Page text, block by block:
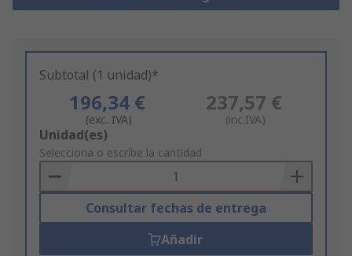
Subtotal (1 unidad)*
196,34 €
(exc. IVA)
237,57 €
(inc.IVA)
Add
to
Basket
Unidad(es)
Selecciona o escribe la cantidad
Consultar fechas de entrega
Añadir